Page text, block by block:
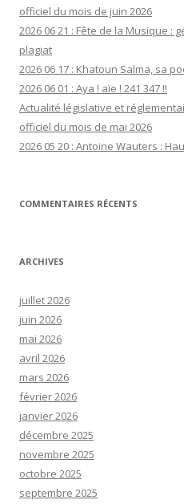
officiel du mois de juin 2026
2026 06 21 : Fête de la Musique
plagiat
2026 06 17 : Khatoun Salma, sa
2026 06 01 : Aya ! aïe ! 241 347 !!
Actualité législative et
officiel du mois de mai 2026
2026 05 20 : Antoine Wauters :
COMMENTAIRES RÉCENTS
ARCHIVES
juillet 2026
juin 2026
mai 2026
avril 2026
mars 2026
février 2026
janvier 2026
décembre 2025
novembre 2025
octobre 2025
septembre 2025